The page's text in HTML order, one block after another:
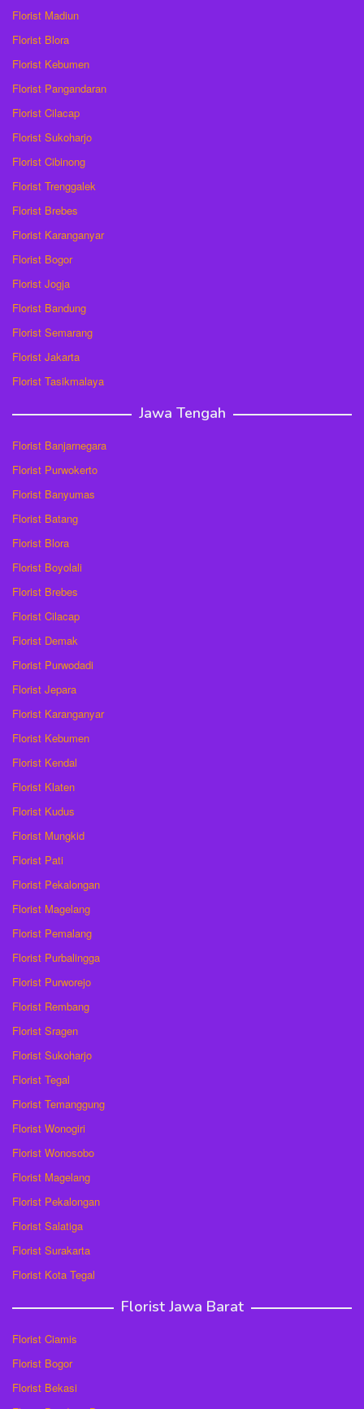
Florist Madiun
Florist Blora
Florist Kebumen
Florist Pangandaran
Florist Cilacap
Florist Sukoharjo
Florist Cibinong
Florist Trenggalek
Florist Brebes
Florist Karanganyar
Florist Bogor
Florist Jogja
Florist Bandung
Florist Semarang
Florist Jakarta
Florist Tasikmalaya
Jawa Tengah
Florist Banjarnegara
Florist Purwokerto
Florist Banyumas
Florist Batang
Florist Blora
Florist Boyolali
Florist Brebes
Florist Cilacap
Florist Demak
Florist Purwodadi
Florist Jepara
Florist Karanganyar
Florist Kebumen
Florist Kendal
Florist Klaten
Florist Kudus
Florist Mungkid
Florist Pati
Florist Pekalongan
Florist Magelang
Florist Pemalang
Florist Purbalingga
Florist Purworejo
Florist Rembang
Florist Sragen
Florist Sukoharjo
Florist Tegal
Florist Temanggung
Florist Wonogiri
Florist Wonosobo
Florist Magelang
Florist Pekalongan
Florist Salatiga
Florist Surakarta
Florist Kota Tegal
Florist Jawa Barat
Florist Ciamis
Florist Bogor
Florist Bekasi